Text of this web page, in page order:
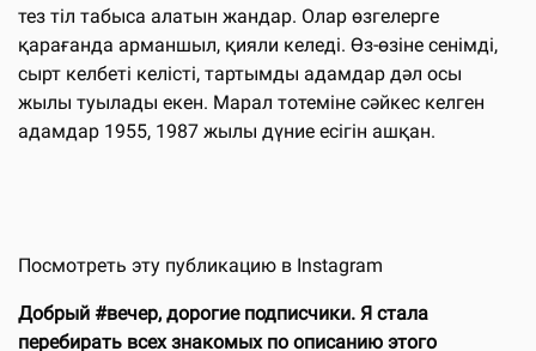
тез тіл табыса алатын жандар. Олар өзгелерге
қарағанда арманшыл, қияли келеді. Өз-өзіне сенімді,
сырт келбеті келісті, тартымды адамдар дәл осы
жылы туылады екен. Марал тотеміне сәйкес келген
адамдар 1955, 1987 жылы дүние есігін ашқан.
Посмотреть эту публикацию в Instagram
Добрый #вечер, дорогие подписчики. Я стала
перебирать всех знакомых по описанию этого